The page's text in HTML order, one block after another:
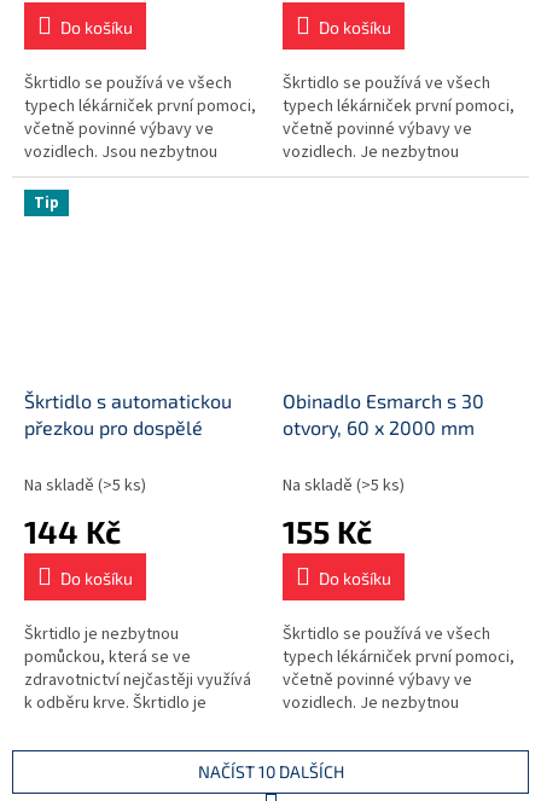
Do košíku
Škrtidlo se používá ve všech
typech lékárniček první pomoci,
včetně povinné výbavy ve
vozidlech. Jsou nezbytnou
součástí vybavení
zdravotnických zařízení.
Do košíku
Škrtidlo se používá ve všech
typech lékárniček první pomoci,
včetně povinné výbavy ve
vozidlech. Je nezbytnou
součástí vybavení
Tip
Škrtidlo s automatickou
přezkou pro dospělé
Na skladě (>5 ks)
144 Kč
Do košíku
Škrtidlo je nezbytnou
pomůckou, která se ve
zdravotnictví nejčastěji využívá
k odběru krve. Škrtidlo je
Obinadlo Esmarch s 30
otvory, 60 x 2000 mm
Na skladě (>5 ks)
155 Kč
Do košíku
Škrtidlo se používá ve všech
typech lékárniček první pomoci,
včetně povinné výbavy ve
vozidlech. Je nezbytnou
zdravotnických zařízení.
NAČÍST 10 DALŠÍCH